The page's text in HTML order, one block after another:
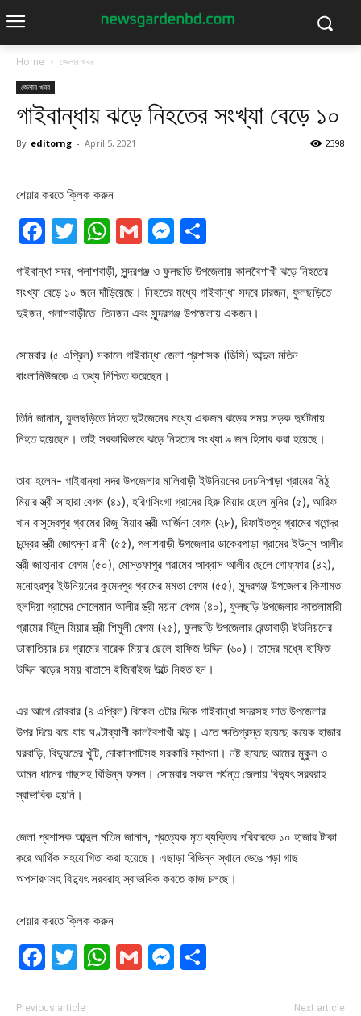
Home জেলার খবর
জেলার খবর
গাইবান্ধায় ঝড়ে নিহতের সংখ্যা বেড়ে ১০
By editorng - April 5, 2021 2398
শেয়ার করতে ক্লিক করুন
Facebook
Twitter
WhatsApp
GmailMessenger
গাইবান্ধা সদর, পলাশবাড়ী, সুন্দরগঞ্জ ও ফুলছড়ি উপজেলায় কালবৈশাখী ঝড়ে নিহতের
সংখ্যা বেড়ে ১০ জনে দাঁড়িয়েছে। নিহতের মধ্যে গাইবান্ধা সদরে চারজন, ফুলছড়িতে
দুইজন, পলাশবাড়ীতে তিনজন এবং সুন্দরগঞ্জ উপজেলায় একজন।
সোমবার (৫ এপ্রিল) সকালে গাইবান্ধা জেলা প্রশাসক (ডিসি) আব্দুল মতিন
বাংলানিউজকে এ তথ্য নিশ্চিত করেছেন।
তিনি জানান, ফুলছড়িতে নিহত দুইজেনের মধ্যে একজন ঝড়ের সময় সড়ক দুর্ঘটনায়
নিহত হয়েছেন। তাই সরকারিভাবে ঝড়ে নিহতের সংখ্যা ৯ জন হিসাব করা হয়েছে।
তারা হলেন- গাইবান্ধা সদর উপজেলার মালিবাড়ী ইউনিয়নের ঢনঢনিপাড়া গ্রামের মিঠু
মিয়ার স্ত্রী সাহারা বেগম (৪১), হরিণসিংগা গ্রামের হিরু মিয়ার ছেলে মুনির (৫), আরিফ
খান বাসুদেবপুর গ্রামের রিজু মিয়ার স্ত্রী আর্জিনা বেগম (২৮), রিফাইতপুর গ্রামের খগেন্দ্র
চন্দ্রের স্ত্রী জোৎস্না রানী (৫৫), পলাশবাড়ী উপজেলার ডাকেরপাড়া গ্রামের ইউনুস আলীর
স্ত্রী জাহানারা বেগম (৫০), মোস্তফাপুর গ্রামের আব্বাস আলীর ছেলে গোফ্ফার (৪২),
মনোহরপুর ইউনিয়নের কুমেদপুর গ্রামের মমতা বেগম (৫৫), সুন্দরগঞ্জ উপজেলার কিশামত
হলদিয়া গ্রামের সোলেমান আলীর স্ত্রী ময়না বেগম (৪০), ফুলছড়ি উপজেলার কাতলামারী
গ্রামের বিটুল মিয়ার স্ত্রী শিমুলী বেগম (২৫), ফুলছড়ি উপজেলার রেন্ডাবাড়ী ইউনিয়নের
ডাকাতিয়ার চর গ্রামের বারেক মিয়ার ছেলে হাফিজ উদ্দিন (৬০)। তাদের মধ্যে হাফিজ
উদ্দিন ঝড়ের সময় বাতাসে ইজিবাইজ উল্টে নিহত হন।
এর আগে রোববার (৪ এপ্রিল) বিকেল ৩টার দিকে গাইবান্ধা সদরসহ সাত উপজেলার
উপর দিয়ে বয়ে যায় ঘণ্টাব্যাপী কালবৈশাখী ঝড়। এতে ক্ষতিগ্রস্ত হয়েছে কয়েক হাজার
ঘরবাড়ি, বিদ্যুতের খুঁটি, দোকানপাটসহ সরকারি স্থাপনা। নষ্ট হয়েছে আমের মুকুল ও
আমন ধানের গাছসহ বিভিন্ন ফসল। সোমবার সকাল পর্যন্ত জেলায় বিদ্যুৎ সরবরাহ
স্বাভাবিক হয়নি।
জেলা প্রশাসক আব্দুল মতিন জানান, প্রত্যেক মৃত ব্যক্তির পরিবারকে ১০ হাজার টাকা
করে আর্থিক সহযোগিতা করা হয়েছে। এছাড়া বিভিন্ন স্থানে ভেঙে পড়া গাছ
অপসারণসহ বিদ্যুৎ সরবরাহ স্বাভাবিক করতে কাজ চলছে।
শেয়ার করতে ক্লিক করুন
Facebook
Twitter
WhatsApp
GmailMessenger
Previous article Next article